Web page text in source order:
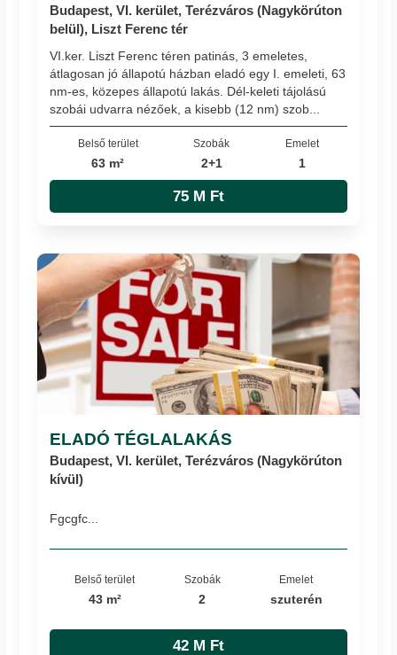
Budapest, VI. kerület, Terézváros (Nagykörúton
belül), Liszt Ferenc tér
VI.ker. Liszt Ferenc téren patinás, 3 emeletes,
átlagosan jó állapotú házban eladó egy I. emeleti, 63
nm-es, közepes állapotú lakás. Dél-keleti tájolású
szobái udvarra nézőek, a kisebb (12 nm) szob...
Belső terület
63 m²
Szobák
2+1
Emelet
1
75 M Ft
ELADÓ TÉGLALAKÁS
Budapest, VI. kerület, Terézváros (Nagykörúton
kívül)
Fgcgfc...
Belső terület
43 m²
Szobák
2
Emelet
szuterén
42 M Ft